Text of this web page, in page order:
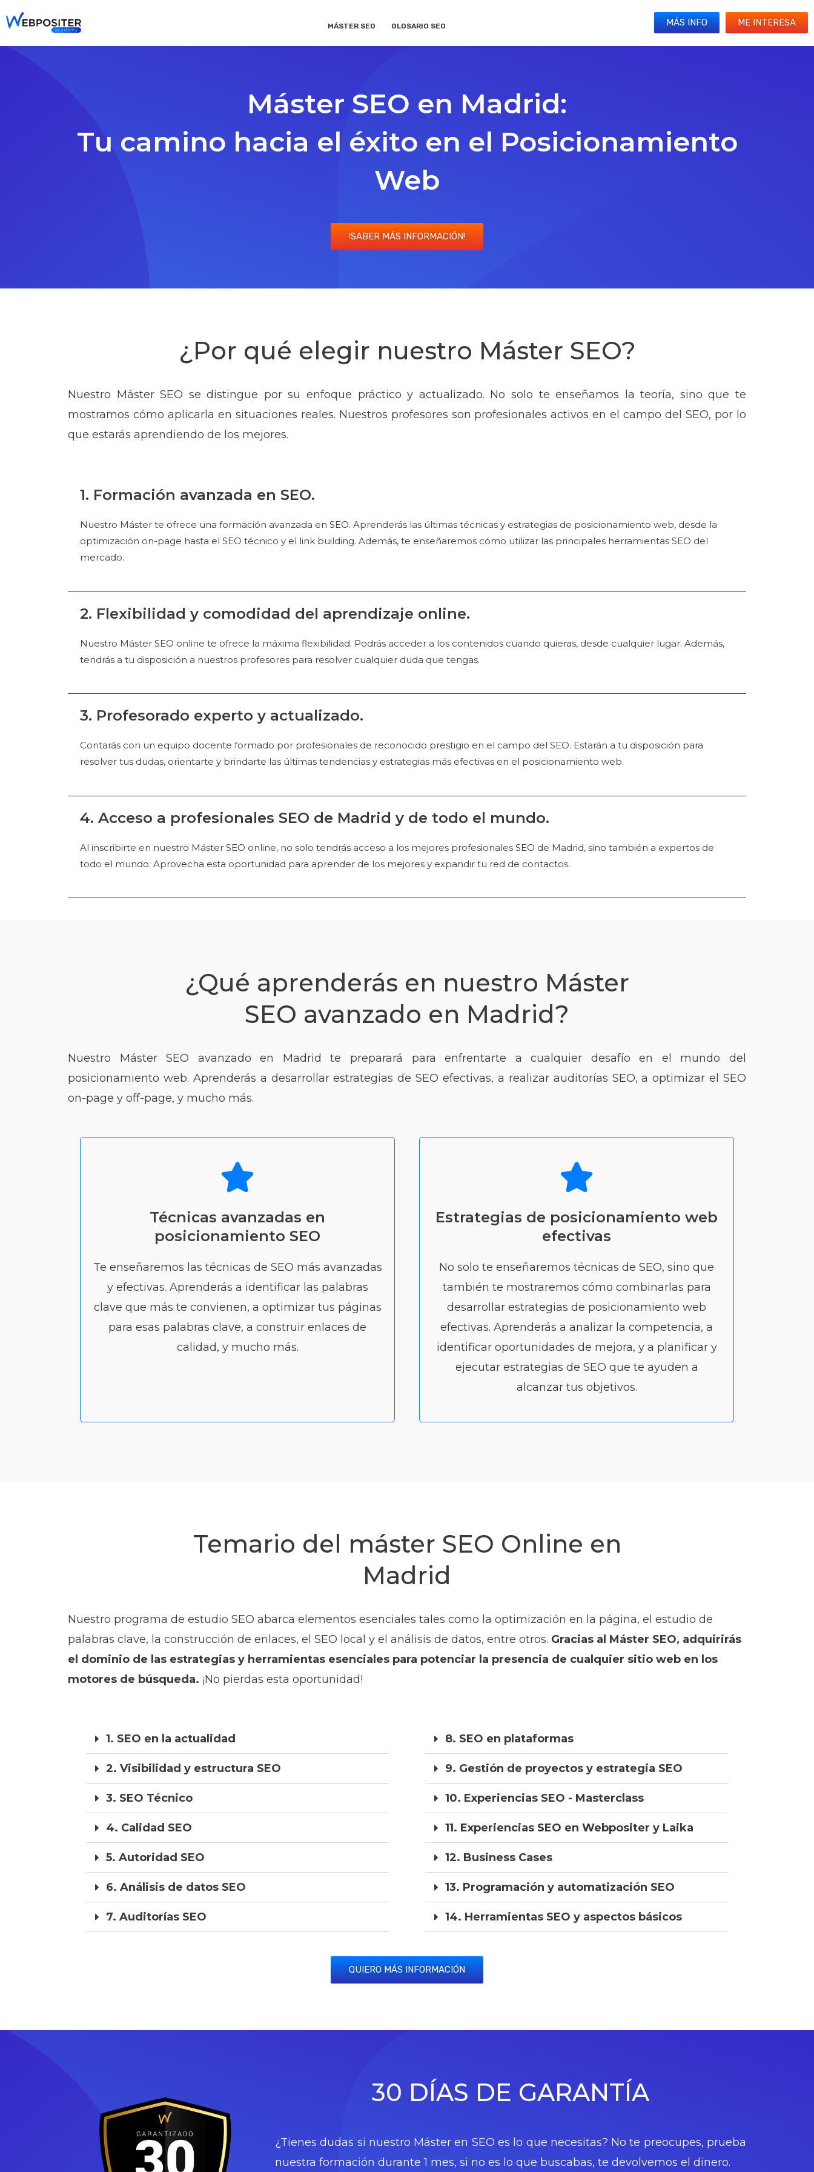
al
contenido
MÁSTER SEO GLOSARIO SEO MÁS INFO ME INTERESA
Máster SEO en Madrid:
Tu camino hacia el éxito en el Posicionamiento
Web
!SABER MÁS INFORMACIÓN!
¿Por qué elegir nuestro Máster SEO?
Nuestro Máster SEO se distingue por su enfoque práctico y actualizado. No solo te enseñamos la teoría, sino que te
mostramos cómo aplicarla en situaciones reales. Nuestros profesores son profesionales activos en el campo del SEO, por lo
que estarás aprendiendo de los mejores.
1. Formación avanzada en SEO.
Nuestro Máster te ofrece una formación avanzada en SEO. Aprenderás las últimas técnicas y estrategias de posicionamiento web, desde la
optimización on-page hasta el SEO técnico y el link building. Además, te enseñaremos cómo utilizar las principales herramientas SEO del
mercado.
2. Flexibilidad y comodidad del aprendizaje online.
Nuestro Máster SEO online te ofrece la máxima flexibilidad. Podrás acceder a los contenidos cuando quieras, desde cualquier lugar. Además,
tendrás a tu disposición a nuestros profesores para resolver cualquier duda que tengas.
3. Profesorado experto y actualizado.
Contarás con un equipo docente formado por profesionales de reconocido prestigio en el campo del SEO. Estarán a tu disposición para
resolver tus dudas, orientarte y brindarte las últimas tendencias y estrategias más efectivas en el posicionamiento web.
4. Acceso a profesionales SEO de Madrid y de todo el mundo.
Al inscribirte en nuestro Máster SEO online, no solo tendrás acceso a los mejores profesionales SEO de Madrid, sino también a expertos de
todo el mundo. Aprovecha esta oportunidad para aprender de los mejores y expandir tu red de contactos.
¿Qué aprenderás en nuestro Máster
SEO avanzado en Madrid?
Nuestro Máster SEO avanzado en Madrid te preparará para enfrentarte a cualquier desafío en el mundo del
posicionamiento web. Aprenderás a desarrollar estrategias de SEO efectivas, a realizar auditorías SEO, a optimizar el SEO
on-page y off-page, y mucho más.
Técnicas avanzadas en
posicionamiento SEO
Te enseñaremos las técnicas de SEO más avanzadas
y efectivas. Aprenderás a identificar las palabras
clave que más te convienen, a optimizar tus páginas
para esas palabras clave, a construir enlaces de
calidad, y mucho más.
Estrategias de posicionamiento web
efectivas
No solo te enseñaremos técnicas de SEO, sino que
también te mostraremos cómo combinarlas para
desarrollar estrategias de posicionamiento web
efectivas. Aprenderás a analizar la competencia, a
identificar oportunidades de mejora, y a planificar y
ejecutar estrategias de SEO que te ayuden a
alcanzar tus objetivos.
Temario del máster SEO Online en
Madrid
Nuestro programa de estudio SEO abarca elementos esenciales tales como la optimización en la página, el estudio de
palabras clave, la construcción de enlaces, el SEO local y el análisis de datos, entre otros. Gracias al Máster SEO, adquirirás
el dominio de las estrategias y herramientas esenciales para potenciar la presencia de cualquier sitio web en los
motores de búsqueda. ¡No pierdas esta oportunidad!
1. SEO en la actualidad
2. Visibilidad y estructura SEO
3. SEO Técnico
4. Calidad SEO
5. Autoridad SEO
6. Análisis de datos SEO
7. Auditorías SEO
8. SEO en plataformas
9. Gestión de proyectos y estrategia SEO
10. Experiencias SEO - Masterclass
11. Experiencias SEO en Webpositer y Laika
12. Business Cases
13. Programación y automatización SEO
14. Herramientas SEO y aspectos básicos
QUIERO MÁS INFORMACIÓN
30 DÍAS DE GARANTÍA
¿Tienes dudas si nuestro Máster en SEO es lo que necesitas? No te preocupes, prueba
nuestra formación durante 1 mes, si no es lo que buscabas, te devolvemos el dinero.